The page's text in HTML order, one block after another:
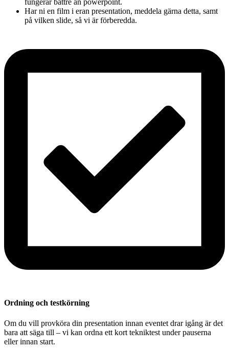
fungerar bättre än powerpoint.
Har ni en film i eran presentation, meddela gärna detta, samt
på vilken slide, så vi är förberedda.
Ordning och testkörning
Om du vill provköra din presentation innan eventet drar igång är det
bara att säga till – vi kan ordna ett kort tekniktest under pauserna
eller innan start.